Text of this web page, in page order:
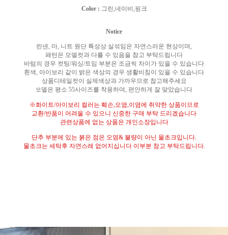
Color : 그린,네이비,핑크
Notice
린넨, 마, 니트 원단 특성상 실섞임은 자연스러운 현상이며,
패턴은 모델컷과 다를 수 있음을 참고 부탁드립니다
바텀의 경우 컷팅/워싱/트임 부분은 조금씩 차이가 있을 수 있습니다
흰색, 아이보리 같이 밝은 색상의 경우 생활비침이 있을 수 있습니다
상품디테일컷이 실제색상과 가까우므로 참고해주세요
모 델은 평소 55사이즈를 착용하며, 편안하게 잘 맞았습니다
※화이트/아이보리 컬러는 훼손,오염,이염에 취약한 상품이므로
교환/반품이 어려울 수 있으니 신중한 구매 부탁 드리겠습니다
관련상품에 없는 상품은 개인소장입니다
단추 부분에 있는 붉은 점은 오염& 불량이 아닌 물초크입니다.
물초크는 세탁후 자연스레 없어지십니다 이부분 참고 부탁드립니다.